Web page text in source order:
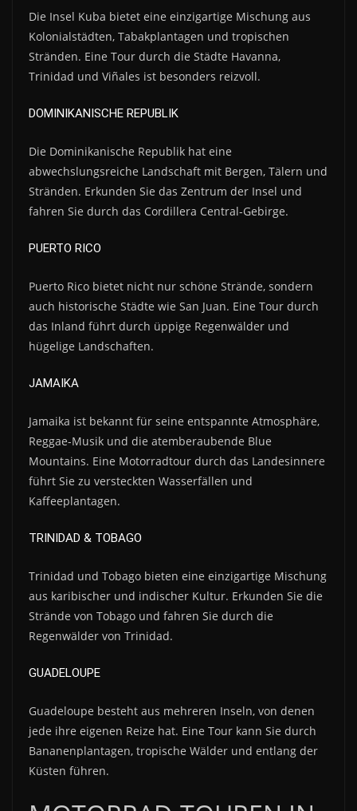
Die Insel Kuba bietet eine einzigartige Mischung aus
Kolonialstädten, Tabakplantagen und tropischen
Stränden. Eine Tour durch die Städte Havanna,
Trinidad und Viñales ist besonders reizvoll.
DOMINIKANISCHE REPUBLIK
Die Dominikanische Republik hat eine
abwechslungsreiche Landschaft mit Bergen, Tälern und
Stränden. Erkunden Sie das Zentrum der Insel und
fahren Sie durch das Cordillera Central-Gebirge.
PUERTO RICO
Puerto Rico bietet nicht nur schöne Strände, sondern
auch historische Städte wie San Juan. Eine Tour durch
das Inland führt durch üppige Regenwälder und
hügelige Landschaften.
JAMAIKA
Jamaika ist bekannt für seine entspannte Atmosphäre,
Reggae-Musik und die atemberaubende Blue
Mountains. Eine Motorradtour durch das Landesinnere
führt Sie zu versteckten Wasserfällen und
Kaffeeplantagen.
TRINIDAD & TOBAGO
Trinidad und Tobago bieten eine einzigartige Mischung
aus karibischer und indischer Kultur. Erkunden Sie die
Strände von Tobago und fahren Sie durch die
Regenwälder von Trinidad.
GUADELOUPE
Guadeloupe besteht aus mehreren Inseln, von denen
jede ihre eigenen Reize hat. Eine Tour kann Sie durch
Bananenplantagen, tropische Wälder und entlang der
Küsten führen.